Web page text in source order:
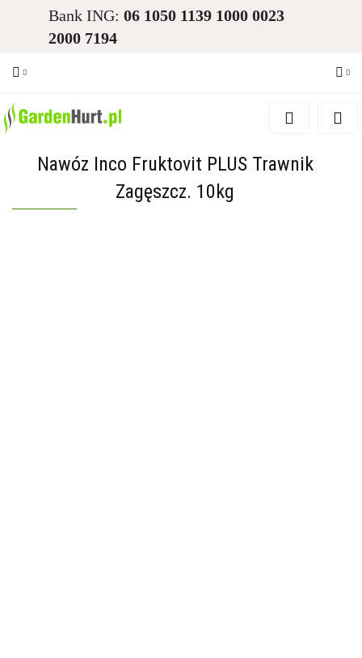
Bank ING: 06 1050 1139 1000 0023
2000 7194
Zaloguj się
Dodaj zgłoszenie
Nawóz Inco Fruktovit PLUS Trawnik
Zagęszcz. 10kg